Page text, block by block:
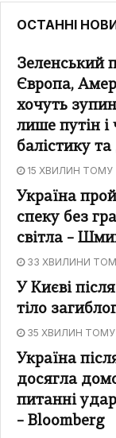
ОСТАННІ
Зеленський
Європа,
хочуть
лише путін і
балістику
15 ХВИЛИН ТОМУ
Україна
спеку без
світла –
33 ХВИЛИНИ
У Києві
тіло
35 ХВИЛИН ТОМУ
Україна
досягла
питанні
– Bloomberg